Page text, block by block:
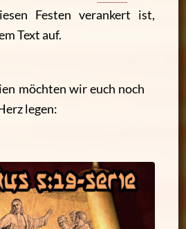
Festen verankert ist,
Text auf.
möchten wir euch noch
legen: